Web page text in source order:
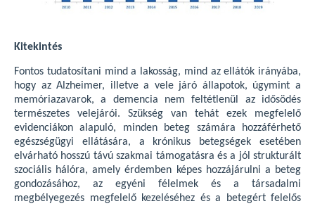
Kitekintés
Fontos tudatosítani mind a lakosság, mind az ellátók irányába,
hogy az Alzheimer, illetve a vele járó állapotok, úgymint a
memóriazavarok, a demencia nem feltétlenül az idősödés
természetes velejárói. Szükség van tehát ezek megfelelő
evidenciákon alapuló, minden beteg számára hozzáférhető
egészségügyi ellátására, a krónikus betegségek esetében
elvárható hosszú távú szakmai támogatásra és a jól strukturált
szociális hálóra, amely érdemben képes hozzájárulni a beteg
gondozásához, az egyéni félelmek és a társadalmi
megbélyegezés megfelelő kezeléséhez és a betegért felelős